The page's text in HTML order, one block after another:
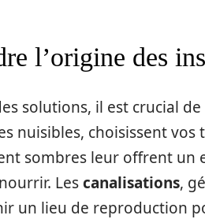
l’origine des
solutions, il est crucial
nuisibles, choisissent
sombres leur offrent un
Lescanalisations,
un lieu de reproduction